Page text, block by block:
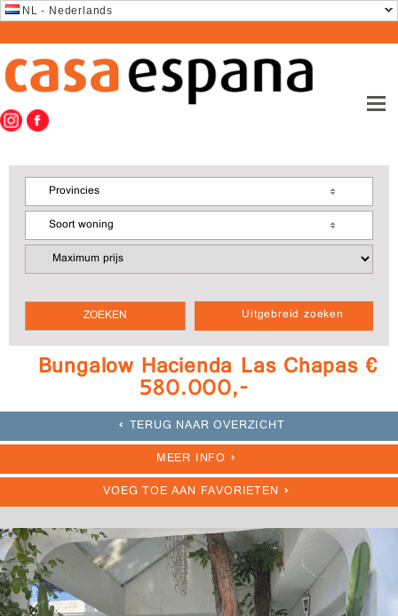
NL - Nederlands
Uitgebreid zoeken
Provincies
Soort woning
Bungalow Hacienda Las Chapas €
580.000,-
TERUG NAAR OVERZICHT
MEER INFO
VOEG TOE AAN FAVORIETEN